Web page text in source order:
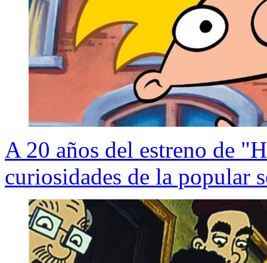
A 20 años del estreno de
curiosidades de la popular